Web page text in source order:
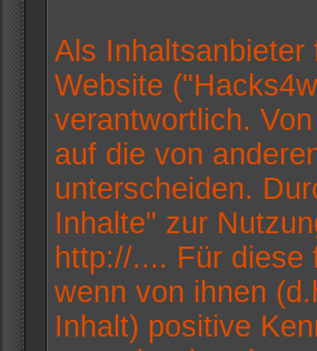
Als Inhaltsanbieter
Website
verantwortlich.
auf die von
unterscheiden.
Inhalte" zur
http://.... Für diese
wenn von ihnen
Inhalt) positive